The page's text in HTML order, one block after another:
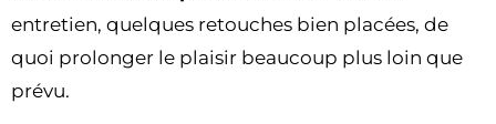
entretien, quelques retouches bien placées, de
quoi prolonger le plaisir beaucoup plus loin que
prévu.